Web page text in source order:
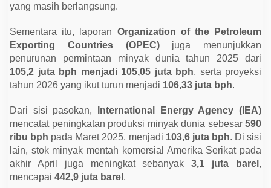
yang masih berlangsung.
Sementara itu, laporan Organization of the Petroleum
Exporting Countries (OPEC)juga menunjukkan
penurunan permintaan minyak dunia tahun 2025 dari
105,2 juta bph menjadi 105,05 juta bph, serta proyeksi
tahun 2026 yang ikut turun menjadi 106,33 juta bph.
Dari sisi pasokan,
International Energy Agency (IEA)
mencatat peningkatan produksi minyak dunia sebesar 590
ribu bph pada Maret 2025, menjadi 103,6 juta bph. Di sisi
lain, stok minyak mentah komersial Amerika Serikat pada
akhir April juga meningkat sebanyak3,1 juta barel ,
mencapai 442,9 juta barel .